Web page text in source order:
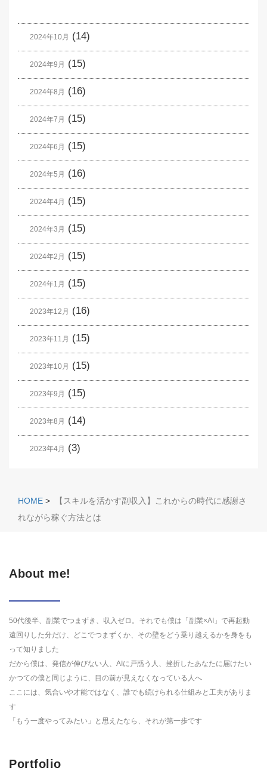
2024年10月 (14)
2024年9月 (15)
2024年8月 (16)
2024年7月 (15)
2024年6月 (15)
2024年5月 (16)
2024年4月 (15)
2024年3月 (15)
2024年2月 (15)
2024年1月 (15)
2023年12月 (16)
2023年11月 (15)
2023年10月 (15)
2023年9月 (15)
2023年8月 (14)
2023年4月 (3)
HOME >
【スキルを活かす副収入】これからの時代に感謝さ
れながら稼ぐ方法とは
About me!
50代後半、副業でつまずき、収入ゼロ。それでも僕は「副業×AI」で再起動
遠回りした分だけ、どこでつまずくか、その壁をどう乗り越えるかを身をも
って知りました
だから僕は、発信が伸びない人、AIに戸惑う人、挫折したあなたに届けたい
かつての僕と同じように、目の前が見えなくなっている人へ
ここには、気合いや才能ではなく、誰でも続けられる仕組みと工夫がありま
す
「もう一度やってみたい」と思えたなら、それが第一歩です
Portfolio